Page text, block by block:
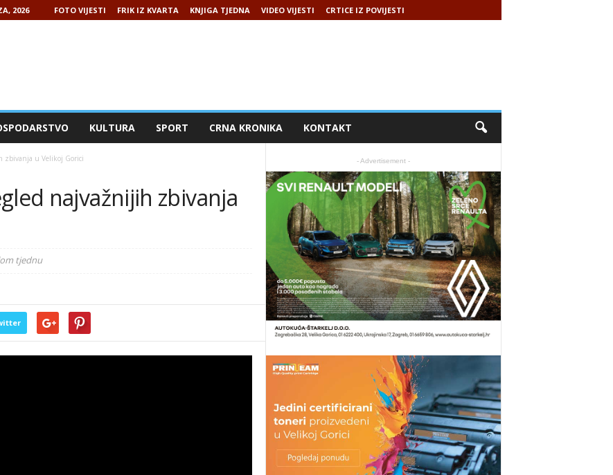
2026 FOTO VIJESTI FRIK IZ KVARTA KNJIGA TJEDNA VIDEO VIJESTI CRTICE IZ POVIJESTI
KULTURA SPORT CRNA KRONIKA KONTAKT
zbivanja u Velikoj Gorici
najvažnijih zbivanja
tjednu
- Advertisement -